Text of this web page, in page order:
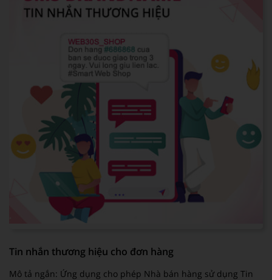
Tin nhắn thương hiệu cho đơn hàng
Mô tả ngắn: Ứng dụng cho phép Nhà bán hàng sử dụng Tin